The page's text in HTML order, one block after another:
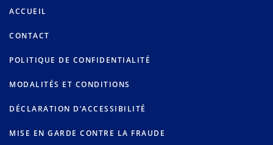
ACCUEIL
CONTACT
POLITIQUE DE CONFIDENTIALITÉ
MODALITÉS ET CONDITIONS
DÉCLARATION D’ACCESSIBILITÉ
MISE EN GARDE CONTRE LA FRAUDE